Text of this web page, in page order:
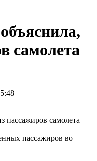
самолета
пассажиров во